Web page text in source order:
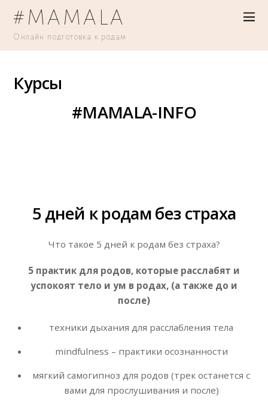
#MAMALA
Онлайн подготовка к родам
Курсы
#MAMALA-INFO
5 дней к родам без страха
Что такое 5 дней к родам без страха?
5 практик для родов, которые расслабят и
успокоят тело и ум в родах, (а также до и
после)
техники дыхания для расслабления тела
mindfulness – практики осознанности
мягкий самогипноз для родов (трек останется с
вами для прослушивания и после)